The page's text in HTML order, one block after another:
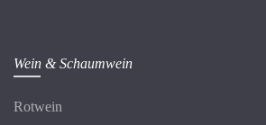
Wein & Schaumwein
Rotwein